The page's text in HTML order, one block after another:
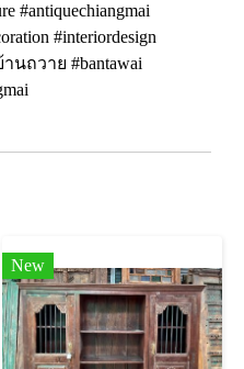
#antiquechiangmai
#interiordesign
านถวาย #bantawai
New